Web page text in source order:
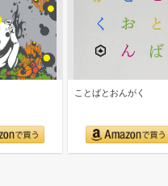
ことばとおんがく